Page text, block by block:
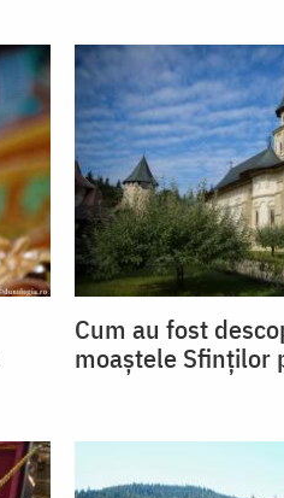
Cum au fost
moaștele Sfinților